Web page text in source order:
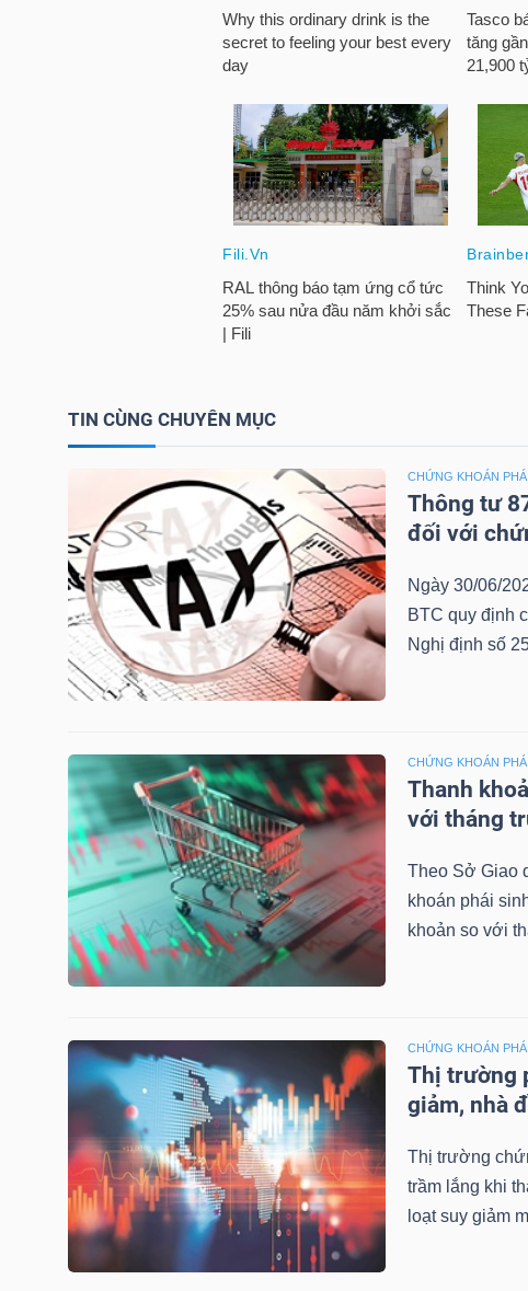
TIN CÙNG CHUYÊN MỤC
CHỨNG KHOÁN
Thông tư
đối với
Ngày 30/06/
BTC quy định
Nghị định số
CHỨNG KHOÁN
Thanh
với tháng
Theo Sở Giao
khoán phái
khoản so với
CHỨNG KHOÁN
Thị trường
giảm, nhà
Thị trường
trầm lắng khi
loạt suy giảm
NĂNG
LƯỢNG
NGUYÊN
VẬT
LIỆU
NGHIỆP
DÙNG
KHÔNG
THIẾT